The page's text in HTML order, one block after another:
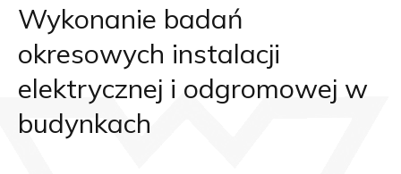
Wykonanie badań
okresowych instalacji
elektrycznej i odgromowej w
budynkach